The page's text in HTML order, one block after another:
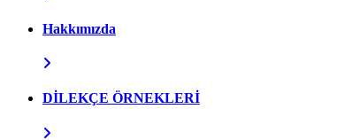
Hakkımızda
DİLEKÇE ÖRNEKLERİ